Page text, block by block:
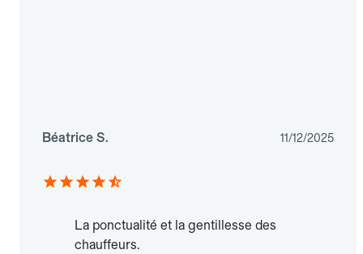
Béatrice S. 11/12/2025
La ponctualité et la gentillesse des
chauffeurs.